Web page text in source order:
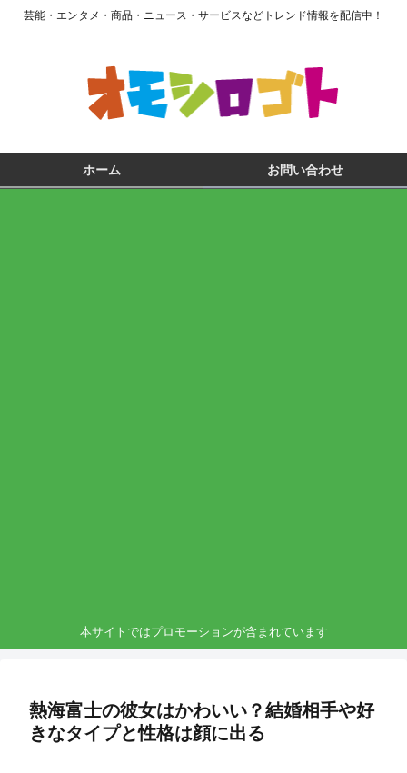
芸能・エンタメ・商品・ニュース・サービスなどトレンド情報を配信中！
ホーム お問い合わせ
本サイトではプロモーションが含まれています
熱海富士の彼女はかわいい？結婚相手や好
きなタイプと性格は顔に出る